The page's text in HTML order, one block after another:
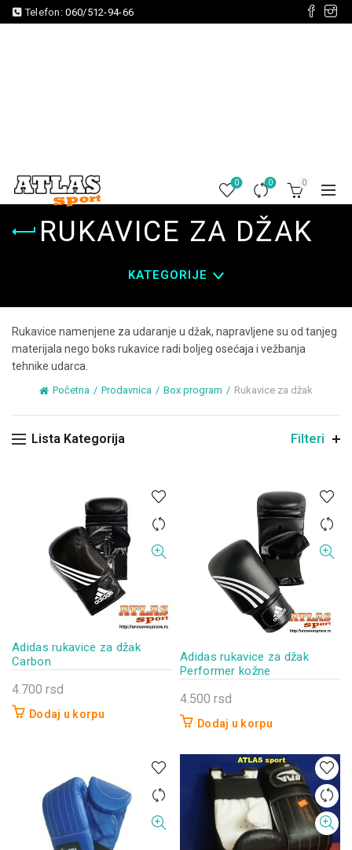
Telefon:060/512-94-66
0 0 0
RUKAVICE ZA DŽAK
KATEGORIJE
Rukavice namenjene za udaranje u džak, napravljene su od tanjeg
materijala nego boks rukavice radi boljeg osećaja i vežbanja
tehnike udarca.
Početna Prodavnica Box program Rukavice za džak
Lista Kategorija Filteri
Adidas rukavice za džak
Carbon
4.700 rsd
Dodaj u korpu
Adidas rukavice za džak
Performer kožne
4.500 rsd
Dodaj u korpu